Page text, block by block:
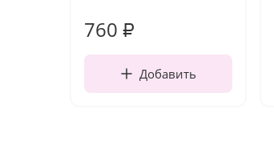
760 ₽
Добавить